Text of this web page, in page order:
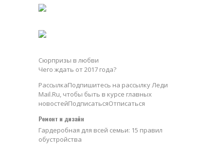
Сюрпризы в любви
Чего ждать от 2017 года?
РассылкаПодпишитесь на рассылку Леди
Mail.Ru, чтобы быть в курсе главных
новостейПодписатьсяОтписаться
Ремонт и дизайн
Гардеробная для всей семьи: 15 правил
обустройства